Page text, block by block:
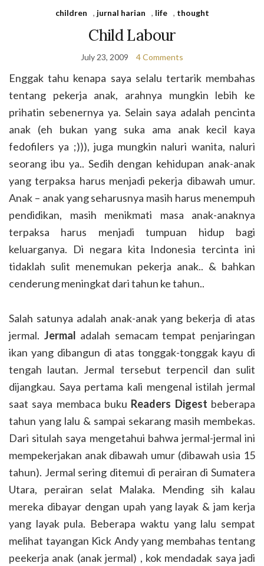
children , jurnal harian , life , thought
Child Labour
July 23, 2009 4 Comments
Enggak tahu kenapa saya selalu tertarik membahas
tentang pekerja anak, arahnya mungkin lebih ke
prihatin sebenernya ya. Selain saya adalah pencinta
anak (eh bukan yang suka ama anak kecil kaya
fedofilers ya ;))), juga mungkin naluri wanita, naluri
seorang ibu ya.. Sedih dengan kehidupan anak-anak
yang terpaksa harus menjadi pekerja dibawah umur.
Anak – anak yang seharusnya masih harus menempuh
pendidikan, masih menikmati masa anak-anaknya
terpaksa harus menjadi tumpuan hidup bagi
keluarganya. Di negara kita Indonesia tercinta ini
tidaklah sulit menemukan pekerja anak.. & bahkan
cenderung meningkat dari tahun ke tahun..
Salah satunya adalah anak-anak yang bekerja di atas
jermal. Jermal adalah semacam tempat penjaringan
ikan yang dibangun di atas tonggak-tonggak kayu di
tengah lautan. Jermal tersebut terpencil dan sulit
dijangkau. Saya pertama kali mengenal istilah jermal
saat saya membaca buku Readers Digest beberapa
tahun yang lalu & sampai sekarang masih membekas.
Dari situlah saya mengetahui bahwa jermal-jermal ini
mempekerjakan anak dibawah umur (dibawah usia 15
tahun). Jermal sering ditemui di perairan di Sumatera
Utara, perairan selat Malaka. Mending sih kalau
mereka dibayar dengan upah yang layak & jam kerja
yang layak pula. Beberapa waktu yang lalu sempat
melihat tayangan Kick Andy yang membahas tentang
peekerja anak (anak jermal) , kok mendadak saya jadi